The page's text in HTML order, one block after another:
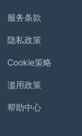
服务条款
隐私政策
Cookie策略
滥用政策
帮助中心